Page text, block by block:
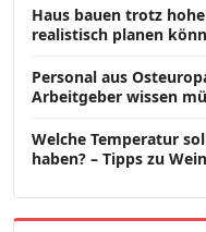
Haus bauen trotz
realistisch planen
Personal aus
Arbeitgeber wissen
Welche Temperatur
haben? – Tipps zu